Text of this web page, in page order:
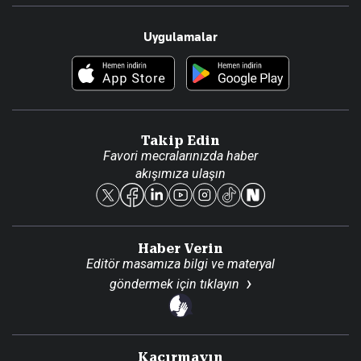
Resmî Ilanlar
Foto Haber
Hakkımızda
Künye
Reklam Ver
Uygulamalar
Takip Edin
Favori mecralarınızda haber
akışımıza ulaşın
Haber Verin
Editör masamıza bilgi ve materyal
göndermek için tıklayın
Kaçırmayın